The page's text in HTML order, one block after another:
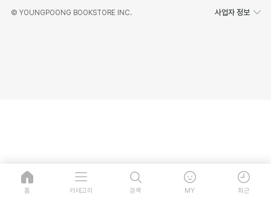
© YOUNGPOONG BOOKSTORE INC. 사업자 정보
홈 카테고리 검색 MY 최근